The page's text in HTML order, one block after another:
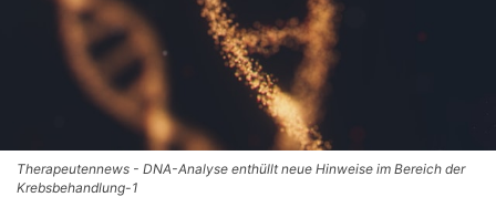
Therapeutennews - DNA-Analyse enthüllt neue Hinweise im Bereich der
Krebsbehandlung-1